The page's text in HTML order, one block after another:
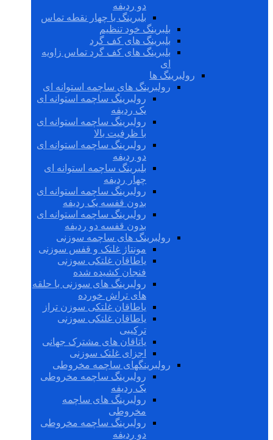
دو ردیفه
بلبرینگ با چهار نقطه تماس
بلبرینگ خود تنظیم
بلبرینگ های کف گرد
بلبرینگ های کف گرد تماس زاویه
ای
رولبرینگ ها
رولبرینگ های ساچمه استوانه ای
رولبرینگ ساچمه استوانه ای
یک ردیفه
رولبرینگ ساچمه استوانه ای
با ظرفیت بالا
رولبرینگ ساچمه استوانه ای
دو ردیفه
بلبرینگ ساچمه استوانه ای
چهار ردیفه
رولبرینگ ساچمه استوانه ای
بدون قفسه یک ردیفه
رولبرینگ ساچمه استوانه ای
بدون قفسه دو ردیفه
رولبرینگ های ساچمه سوزنی
مونتاژ غلتک و قفس سوزنی
یاطاقان غلتکی سوزنی
فنجان کشیده شده
رولبرینگ های سوزنی با حلقه
های تراش خورده
یاطاقان غلتکی سوزن تراز
یاطاقان غلتکی سوزنی
ترکیبی
یاتاقان های مشترک جهانی
اجزای غلتک سوزنی
رولبرینگهای ساچمه مخروطی
رولبرینگ ساچمه مخروطی
یک ردیفه
رولبرینگ های ساچمه
مخروطی
رولبرینگ ساچمه مخروطی
دو ردیفه